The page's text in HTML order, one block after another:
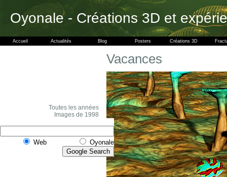
Oyonale - Créations 3D et
Accueil Actualités Blog Posters Créations 3D
Toutes les années
Images de 1998
Web Oyonale
Vacances